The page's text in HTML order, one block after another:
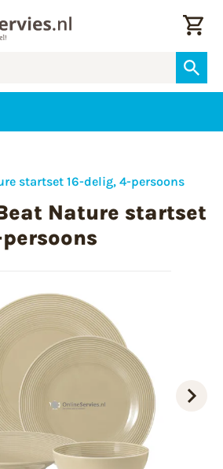
startset 16-delig, 4-persoons
Nature startset